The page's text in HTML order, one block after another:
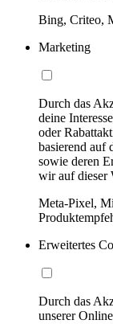
Bing, Criteo,
Marketing
Durch das
deine
oder
basierend auf
sowie deren
wir auf dieser
Meta-Pixel,
Erweitertes
Durch das
unserer